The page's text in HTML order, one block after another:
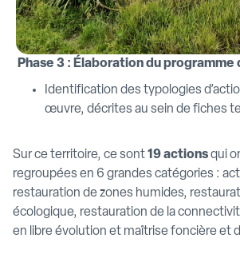
Phase 3 : Élaboration du programme
Identification des typologies
œuvre, décrites au sein de fiches
Sur ce territoire, ce sont19 actionsqui
regroupées en 6 grandes catégories :
restauration de zones humides,
écologique, restauration de la
en libre évolution et maîtrise foncière et